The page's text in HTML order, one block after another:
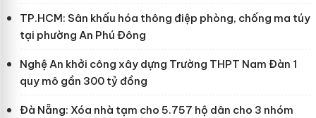
TP.HCM: Sân khấu hóa thông điệp phòng, chống ma túy
tại phường An Phú Đông
Nghệ An khởi công xây dựng Trường THPT Nam Đàn 1
quy mô gần 300 tỷ đồng
Đà Nẵng: Xóa nhà tạm cho 5.757 hộ dân cho 3 nhóm